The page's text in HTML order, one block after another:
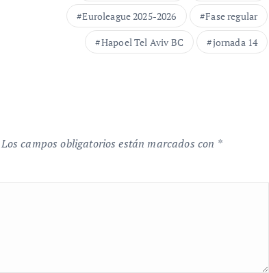
Euroleague 2025-2026
Fase regular
Hapoel Tel Aviv BC
jornada 14
Los campos obligatorios están marcados con *